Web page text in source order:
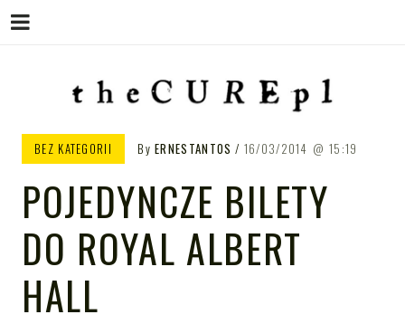
THE CURE PL – POLSKA
STRONA FANÓW ZESPOŁU THE
CURE
BEZ KATEGORII ByERNESTANTOS 16/03/2014 15:19
POJEDYNCZE BILETY
DO ROYAL ALBERT
HALL
Menu